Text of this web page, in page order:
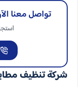
تواصل معنا
شركة تنظيف